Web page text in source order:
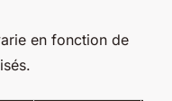
en fonction de